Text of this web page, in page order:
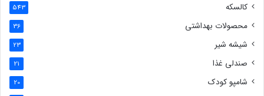
کالسکه 543
محصولات بهداشتی 36
شیشه شیر 23
صندلی غذا 21
شامپو کودک 20